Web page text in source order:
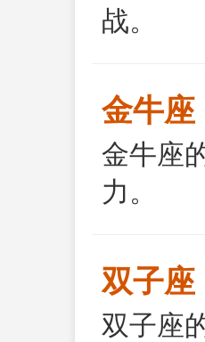
战。
金牛座
金牛座
力。
双子座
双子座